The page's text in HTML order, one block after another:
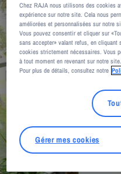
Chez RAJA nous utilisons des cookies
expérience sur notre site. Cela nous
améliorées et personnalisées sur notre
Vous pouvez consentir et cliquer sur
sans accepter» valant refus, en cliquant
cookies strictement nécessaires. Vous
à tout moment en revenant sur notre site.
Pour plus de détails, consultez notre
Gérer mes cookies